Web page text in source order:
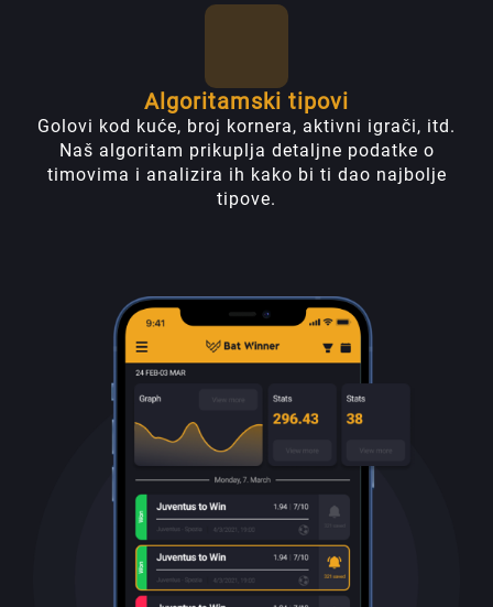
Algoritamski tipovi
Golovi kod kuće, broj kornera, aktivni igrači, itd.
Naš algoritam prikuplja detaljne podatke o
timovima i analizira ih kako bi ti dao najbolje
tipove.